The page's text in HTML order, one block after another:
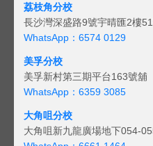
荔枝角分校
長沙灣深盛路9號宇晴匯2樓
WhatsApp：6574 0129
美孚分校
美孚新村第三期平台163號舖
WhatsApp：6359 3085
大角咀分校
大角咀新九龍廣場地下054-